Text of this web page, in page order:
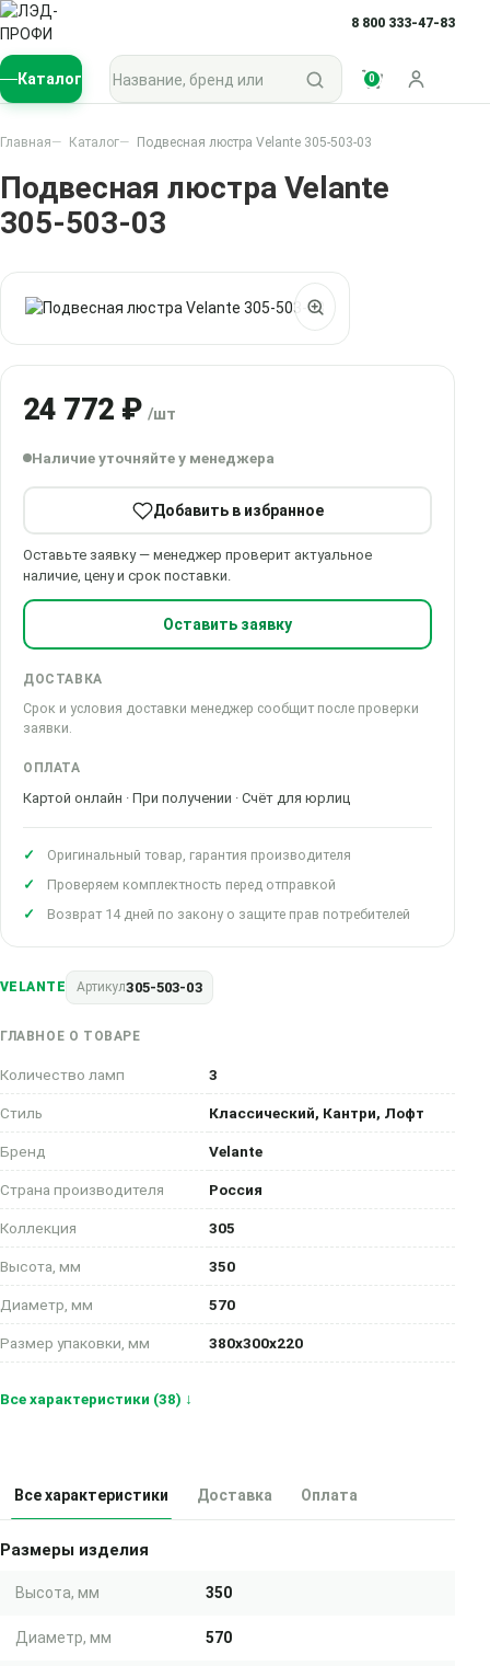
8 800 333-47-83
Каталог
Поиск по каталогу
0
Войти
Главная Каталог Подвесная люстра Velante 305-503-03
Подвесная люстра Velante
305-503-03
VELANTE Артикул305-503-03
ГЛАВНОЕ О ТОВАРЕ
Количество ламп 3
Стиль Классический, Кантри, Лофт
Бренд Velante
Страна производителя Россия
Коллекция 305
Высота, мм 350
Диаметр, мм 570
Размер упаковки, мм 380x300x220
Все характеристики (38) ↓
24 772 ₽ /шт
Наличие уточняйте у менеджера
Добавить в избранное
Оставьте заявку — менеджер проверит актуальное
наличие, цену и срок поставки.
Оставить заявку
ДОСТАВКА
Срок и условия доставки менеджер сообщит после проверки
заявки.
ОПЛАТА
Картой онлайн · При получении · Счёт для юрлиц
Оригинальный товар, гарантия производителя
Проверяем комплектность перед отправкой
Возврат 14 дней по закону о защите прав потребителей
Все характеристики Доставка Оплата
Размеры изделия
Высота, мм 350
Диаметр, мм 570